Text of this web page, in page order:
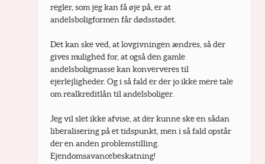
regler, som jeg kan få øje på, er at
andelsboligformen får dødsstødet.
Det kan ske ved, at lovgivningen ændres, så der
gives mulighed for, at også den gamle
andelsboligmasse kan konververes til
ejerlejligheder. Og i så fald er der jo ikke mere tale
om realkreditlån til andelsboliger.
Jeg vil slet ikke afvise, at der kunne ske en sådan
liberalisering på et tidspunkt, men i så fald opstår
der en anden problemstilling.
Ejendomsavancebeskatning!